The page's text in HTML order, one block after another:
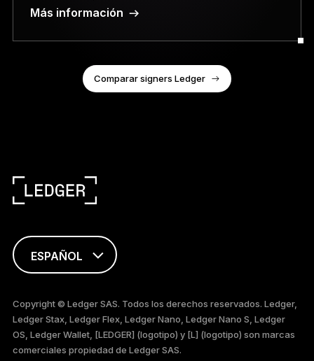
Más información
Comparar signers Ledger
ESPAÑOL
FRANÇAIS
TÜRKÇE
Copyright © Ledger SAS. Todos los derechos reservados. Ledger,
Ledger Stax, Ledger Flex, Ledger Nano, Ledger Nano S, Ledger
OS, Ledger Wallet, [LEDGER] (logotipo) y [L] (logotipo) son marcas
comerciales propiedad de Ledger SAS.